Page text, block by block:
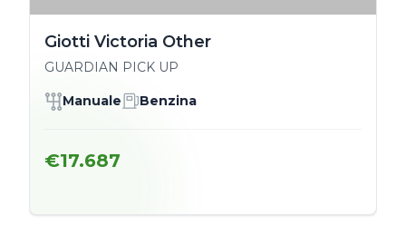
Giotti Victoria Other
GUARDIAN PICK UP
Manuale Benzina
€17.687